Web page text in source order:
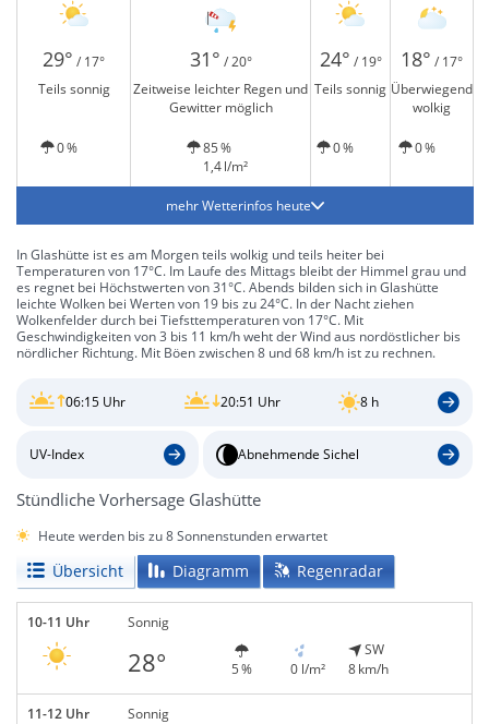
29° / 17° 31° / 20° 24° / 19° 18° / 17°
Teils sonnig
Zeitweise leichter Regen und
Gewitter möglich
Teils sonnig Überwiegend
wolkig
0 %
85 %
1,4 l/m²
0 % 0 %
mehr Wetterinfos heute
In Glashütte ist es am Morgen teils wolkig und teils heiter bei
Temperaturen von 17°C. Im Laufe des Mittags bleibt der Himmel grau und
es regnet bei Höchstwerten von 31°C. Abends bilden sich in Glashütte
leichte Wolken bei Werten von 19 bis zu 24°C. In der Nacht ziehen
Wolkenfelder durch bei Tiefsttemperaturen von 17°C. Mit
Geschwindigkeiten von 3 bis 11 km/h weht der Wind aus nordöstlicher bis
nördlicher Richtung. Mit Böen zwischen 8 und 68 km/h ist zu rechnen.
06:15 Uhr 20:51 Uhr 8 h
UV-Index Abnehmende Sichel
Stündliche Vorhersage Glashütte
Heute werden bis zu 8 Sonnenstunden erwartet
Übersicht Diagramm Regenradar
10-11 Uhr Sonnig
28° 5 % 0 l/m²
SW
8 km/h
11-12 Uhr Sonnig